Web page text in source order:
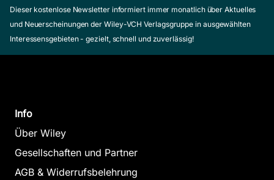
Dieser kostenlose Newsletter informiert immer monatlich über Aktuelles
und Neuerscheinungen der Wiley-VCH Verlagsgruppe in ausgewählten
Interessensgebieten - gezielt, schnell und zuverlässig!
Info
Über Wiley
Gesellschaften und Partner
AGB & Widerrufsbelehrung